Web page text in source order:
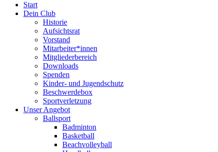
Start
Dein Club
Historie
Aufsichtsrat
Vorstand
Mitarbeiter*innen
Mitgliederbereich
Downloads
Spenden
Kinder- und Jugendschutz
Beschwerdebox
Sportverletzung
Unser Angebot
Ballsport
Badminton
Basketball
Beachvolleyball